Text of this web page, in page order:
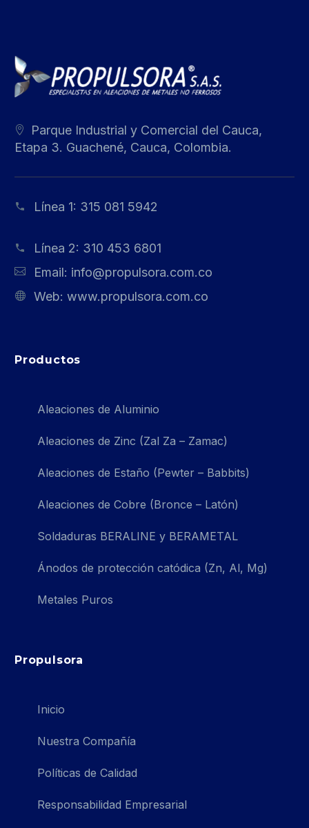
Parque Industrial y Comercial del Cauca,
Etapa 3. Guachené, Cauca, Colombia.
Línea 1: 315 081 5942
Línea 2: 310 453 6801
Email: info@propulsora.com.co
Web: www.propulsora.com.co
Productos
Aleaciones de Aluminio
Aleaciones de Zinc (Zal Za – Zamac)
Aleaciones de Estaño (Pewter – Babbits)
Aleaciones de Cobre (Bronce – Latón)
Soldaduras BERALINE y BERAMETAL
Ánodos de protección catódica (Zn, Al, Mg)
Metales Puros
Propulsora
Inicio
Nuestra Compañía
Políticas de Calidad
Responsabilidad Empresarial